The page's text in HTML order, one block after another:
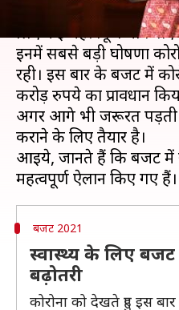
वित्त मंत्री निर्मला
लिए कई महत्वपूर्ण घोषणाएं
इनमें सबसे बड़ी घोषणा
रही। इस बार के बजट में
करोड़ रुपये का प्रावधान
अगर आगे भी जरूरत पड़ती
कराने के लिए तैयार है।
आइये, जानते हैं कि बजट में
बजट 2021
स्वास्थ्य के लिए
बढ़ोतरी
कोरोना को देखते हुए इस